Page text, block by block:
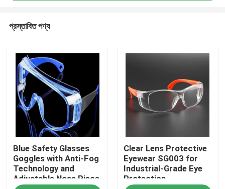
প্রস্তাবিত পণ্য
Blue Safety Glasses
Goggles with Anti-Fog
Technology and
Adjustable Nose Piece
Clear Lens Protective
Eyewear SG003 for
Industrial-Grade Eye
Protection